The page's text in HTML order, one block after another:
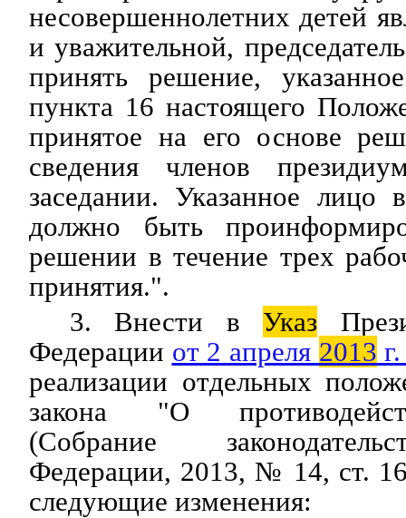
несовершеннолетних детей
и уважительной,
принять решение,
пункта 16 настоящего
принятое на его основе
сведения членов
заседании. Указанное лицо
должно быть
решении в течение трех
принятия.".
3. Внести в Указ
Федерации от 2 апреля 2013
реализации отдельных
закона "О
(Собрание
Федерации, 2013, № 14, ст.
следующие изменения: